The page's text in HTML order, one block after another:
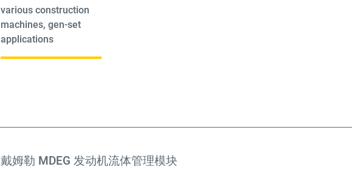
various construction
machines, gen-set
applications
戴姆勒 MDEG 发动机流体管理模块